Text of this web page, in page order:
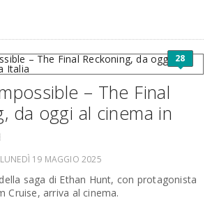
28
– The Final
da oggi al cinema in
LUNEDÌ 19 MAGGIO 2025
saga di Ethan Hunt, con protagonista
Cruise, arriva al cinema.